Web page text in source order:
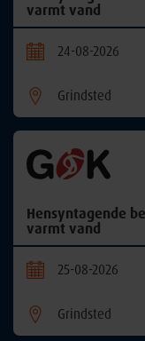
varmt vand
24-08-2026
Grindsted
Hensyntagende
varmt vand
25-08-2026
Grindsted